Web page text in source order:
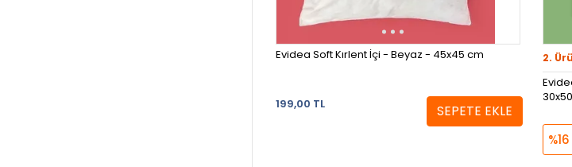
Evidea Soft Kırlent İçi - Beyaz - 45x45 cm
199,00 TL SEPETE EKLE
2.
%16